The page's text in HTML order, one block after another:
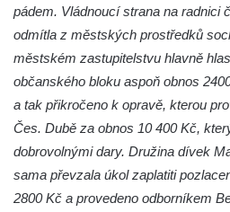
Sloup Panny Marie v Markvarticích
Sloup Panny Marie v Hodkovicích
Sloup Panny Marie v Českém Dubu
Sloup s kaplicí (boží muka) u
Petrovic
Sloup Panny Marie v Osečné
Sloup svatého Antonína
pádem. Vládnoucí strana na radnici
odmítla z městských prostředků
městském zastupitelstvu hlavně
občanského bloku aspoň obnos
a tak přikročeno k opravě, kterou
Čes. Dubě za obnos 10 400 Kč,
dobrovolnými dary. Družina dívek
sama převzala úkol zaplatiti
2800 Kč a provedeno odborníkem